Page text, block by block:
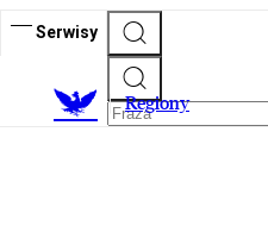
Serwisy
Regiony